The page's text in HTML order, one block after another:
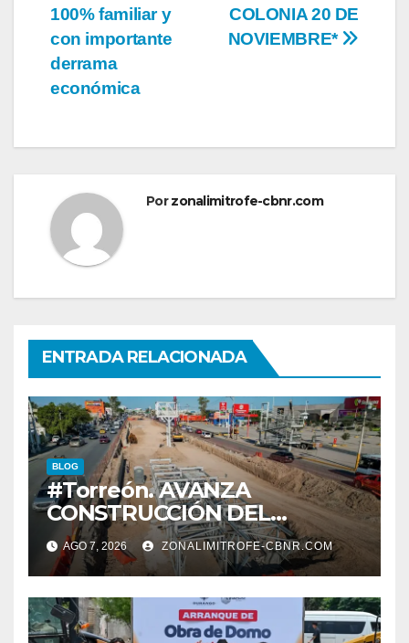
COLONIA 20 DE
NOVIEMBRE*
100% familiar y
con importante
derrama
económica
Porzonalimitrofe-cbnr.com
ENTRADA RELACIONADA
BLOG
#Torreón. AVANZA
CONSTRUCCIÓN DEL
SISTEMA VIAL ORIENTE,
SOBRE BULEVAR
REVOLUCIÓN
AGO 7, 2026 ZONALIMITROFE-CBNR.COM